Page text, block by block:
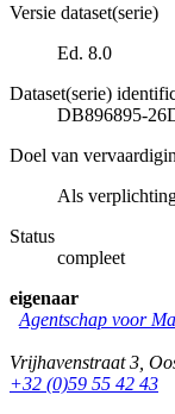
Versie dataset(serie)
Ed. 8.0
Dataset(serie)
DB896895-
Doel van
Als
Status
compleet
eigenaar
Agentschap voor
Vrijhavenstraat 3
+32 (0)59 55 42 43